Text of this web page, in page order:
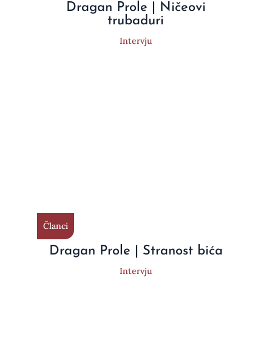
Dragan Prole | Ničeovi
trubaduri
Intervju
Članci
Dragan Prole | Stranost bića
Intervju